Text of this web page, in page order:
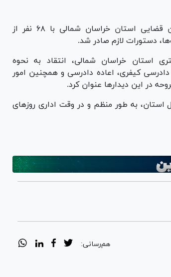
امروز دوشنبه پانزدهم بهمن ماه، مسئولان قضایی استان خراسان شمالی با ۶۸ نفر از
دستورات لازم صادر شد.
استان خراسان شمالی، انتقاد به نحوه
اعمال ماده ۴۷۷ قانون آیین دادرسی کیفری، اعاده دادرسی و همچنین امور
در این دیدار‌ها عنوان کرد.
به طور منظم و در وقت اداری روز‌های
هم‌رسانی: